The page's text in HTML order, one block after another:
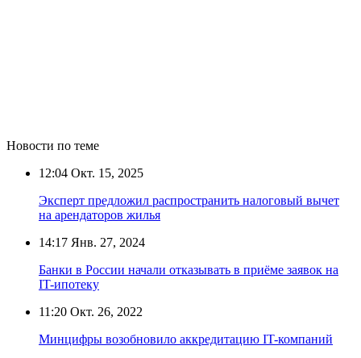
Новости по теме
12:04 Окт. 15, 2025
Эксперт предложил распространить налоговый вычет
на арендаторов жилья
14:17 Янв. 27, 2024
Банки в России начали отказывать в приёме заявок на
IT-ипотеку
11:20 Окт. 26, 2022
Минцифры возобновило аккредитацию IT-компаний